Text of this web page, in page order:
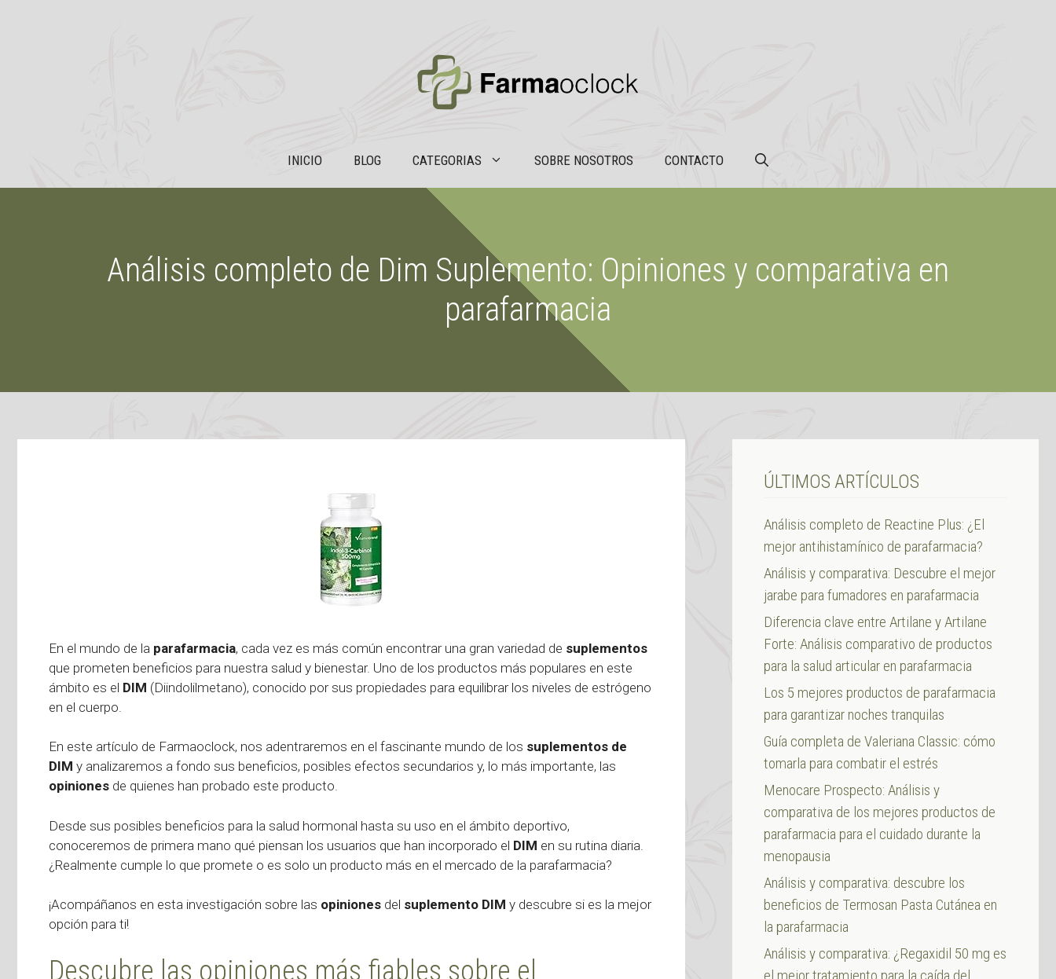
INICIO BLOG CATEGORIAS SOBRE NOSOTROS CONTACTO
Análisis completo de Dim Suplemento: Opiniones y comparativa en
parafarmacia
En el mundo de la parafarmacia, cada vez es más común encontrar una gran variedad de suplementos
que prometen beneficios para nuestra salud y bienestar. Uno de los productos más populares en este
ámbito es el DIM (Diindolilmetano), conocido por sus propiedades para equilibrar los niveles de estrógeno
en el cuerpo.
En este artículo de Farmaoclock, nos adentraremos en el fascinante mundo de los suplementos de
DIM y analizaremos a fondo sus beneficios, posibles efectos secundarios y, lo más importante, las
opiniones de quienes han probado este producto.
Desde sus posibles beneficios para la salud hormonal hasta su uso en el ámbito deportivo,
conoceremos de primera mano qué piensan los usuarios que han incorporado el DIM en su rutina diaria.
¿Realmente cumple lo que promete o es solo un producto más en el mercado de la parafarmacia?
¡Acompáñanos en esta investigación sobre las opiniones del suplemento DIM y descubre si es la mejor
opción para ti!
Descubre las opiniones más fiables sobre el
ÚLTIMOS ARTÍCULOS
Análisis completo de Reactine Plus: ¿El
mejor antihistamínico de parafarmacia?
Análisis y comparativa: Descubre el mejor
jarabe para fumadores en parafarmacia
Diferencia clave entre Artilane y Artilane
Forte: Análisis comparativo de productos
para la salud articular en parafarmacia
Los 5 mejores productos de parafarmacia
para garantizar noches tranquilas
Guía completa de Valeriana Classic: cómo
tomarla para combatir el estrés
Menocare Prospecto: Análisis y
comparativa de los mejores productos de
parafarmacia para el cuidado durante la
menopausia
Análisis y comparativa: descubre los
beneficios de Termosan Pasta Cutánea en
la parafarmacia
Análisis y comparativa: ¿Regaxidil 50 mg es
el mejor tratamiento para la caída del